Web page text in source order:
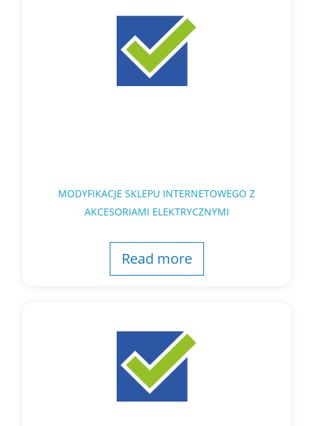
MODYFIKACJE SKLEPU INTERNETOWEGO Z
AKCESORIAMI ELEKTRYCZNYMI
Read more